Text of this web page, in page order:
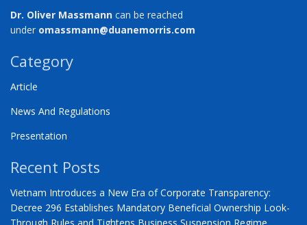
Dr. Oliver Massmann can be reached
under omassmann@duanemorris.com
Category
Article
News And Regulations
Presentation
Recent Posts
Vietnam Introduces a New Era of Corporate Transparency:
Decree 296 Establishes Mandatory Beneficial Ownership Look-
Through Rules and Tightens Business Suspension Regime